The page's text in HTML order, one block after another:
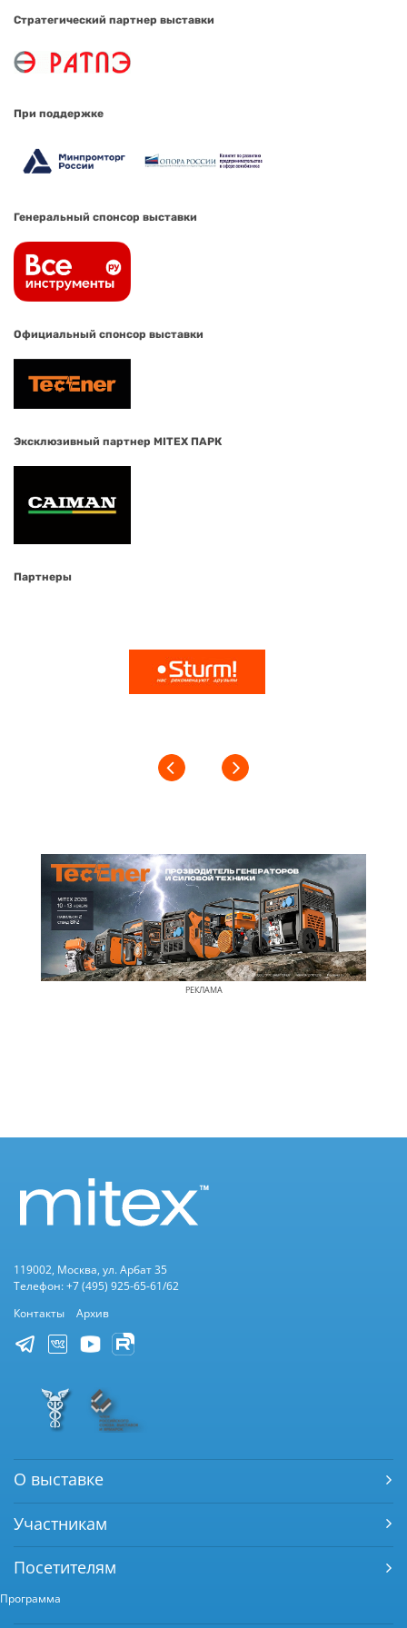
Стратегический партнер выставки
При поддержке
Генеральный спонсор выставки
Официальный спонсор выставки
Эксклюзивный партнер MITEX ПАРК
Партнеры
РЕКЛАМА
119002, Москва, ул. Арбат 35
Телефон: +7 (495) 925-65-61/62
Контакты
Архив
О выставке
Участникам
Посетителям
Программа